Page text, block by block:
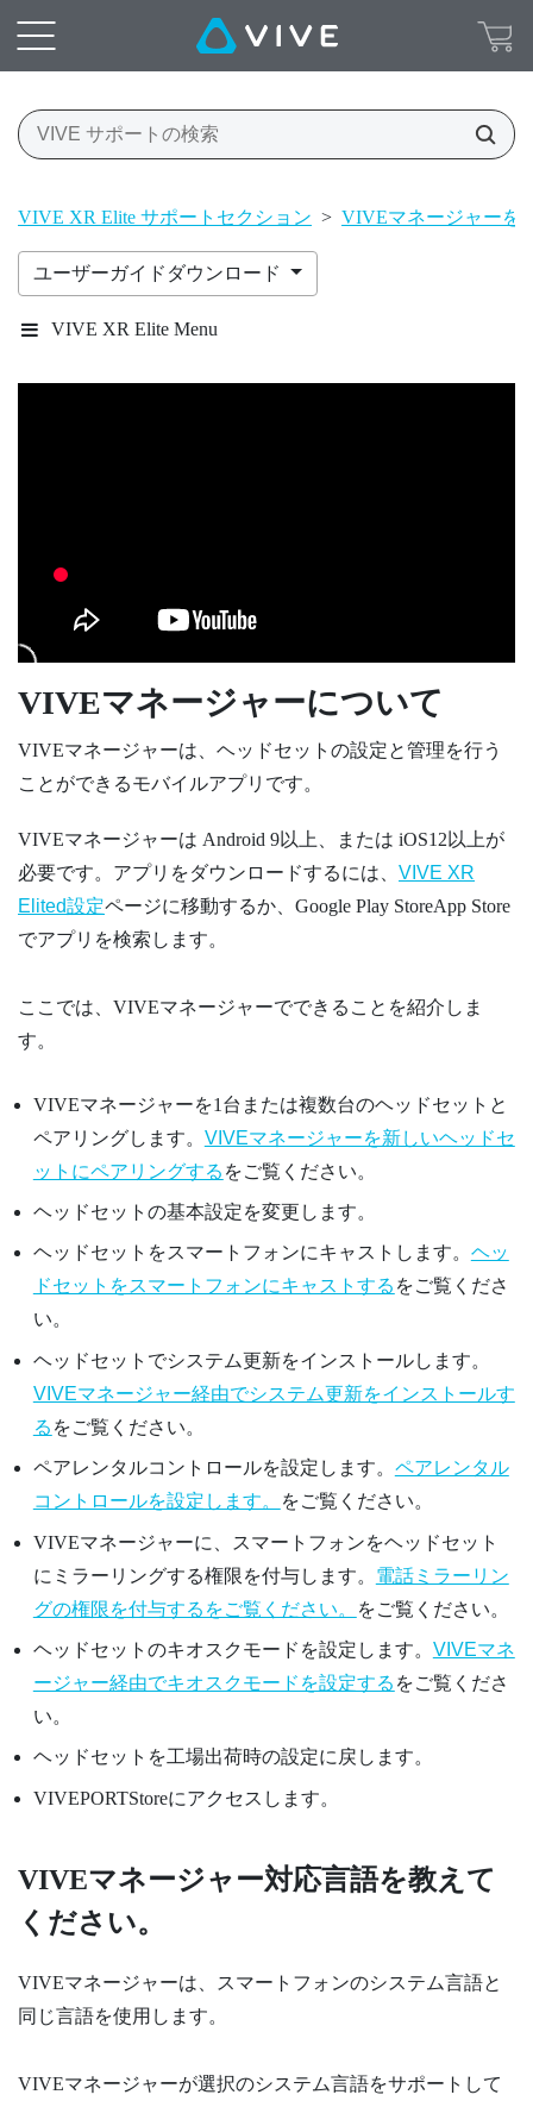
VIVE XR Elite サポートセクション > VIVEマネージャーを
ユーザーガイドダウンロード
VIVE XR Elite Menu
VIVEマネージャーについて
VIVEマネージャーは、ヘッドセットの設定と管理を行う
ことができるモバイルアプリです。
VIVEマネージャーは Android 9以上、または iOS12以上が
必要です。アプリをダウンロードするには、 VIVE XR
Elited設定ページに移動するか、 Google Play StoreApp Store
でアプリを検索します。
ここでは、 VIVEマネージャーでできることを紹介しま
す。
VIVEマネージャーを1台または複数台のヘッドセットと
ペアリングします。 VIVEマネージャーを新しいヘッドセ
ットにペアリングする をご覧ください。
ヘッドセットの基本設定を変更します。
ヘッドセットをスマートフォンにキャストします。 ヘッ
ドセットをスマートフォンにキャストする をご覧くださ
い。
ヘッドセットでシステム更新をインストールします。
VIVEマネージャー経由でシステム更新をインストールす
る をご覧ください。
ペアレンタルコントロールを設定します。 ペアレンタル
コントロールを設定します。
をご覧ください。
VIVEマネージャーに、スマートフォンをヘッドセット
にミラーリングする権限を付与します。 電話ミラーリン
グの権限を付与するをご覧ください。
をご覧ください。
ヘッドセットのキオスクモードを設定します。 VIVEマネ
ージャー経由でキオスクモードを設定する をご覧くださ
い。
ヘッドセットを工場出荷時の設定に戻します。
VIVEPORTStoreにアクセスします。
VIVEマネージャー対応言語を教えて
ください。
VIVEマネージャーは、スマートフォンのシステム言語と
同じ言語を使用します。
VIVEマネージャーが選択のシステム言語をサポートして